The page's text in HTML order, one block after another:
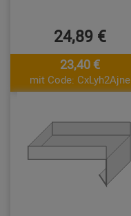
24,89 €
23,40 €
mit Code: CxLyh2Ajne